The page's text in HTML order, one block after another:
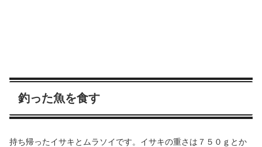
釣った魚を食す
持ち帰ったイサキとムラソイです。イサキの重さは７５０ｇとか